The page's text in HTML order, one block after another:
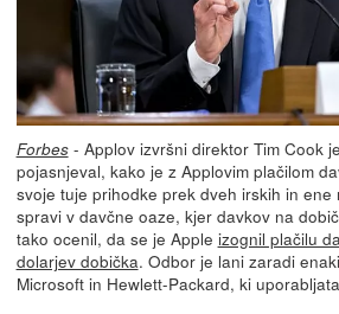
Forbes- Applov izvršni direktor Tim Cook
pojasnjeval, kako je z Applovim plačilom
svoje tuje prihodke prek dveh irskih in ene
spravi v davčne oaze, kjer davkov na
tako ocenil, da se je Apple izognil plačilu
dolarjev dobička. Odbor je lani zaradi
Microsoft in Hewlett-Packard, ki